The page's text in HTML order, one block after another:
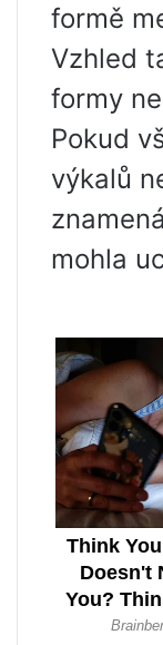
formě
Vzhled
formy
Pokud
výkalů
mohla